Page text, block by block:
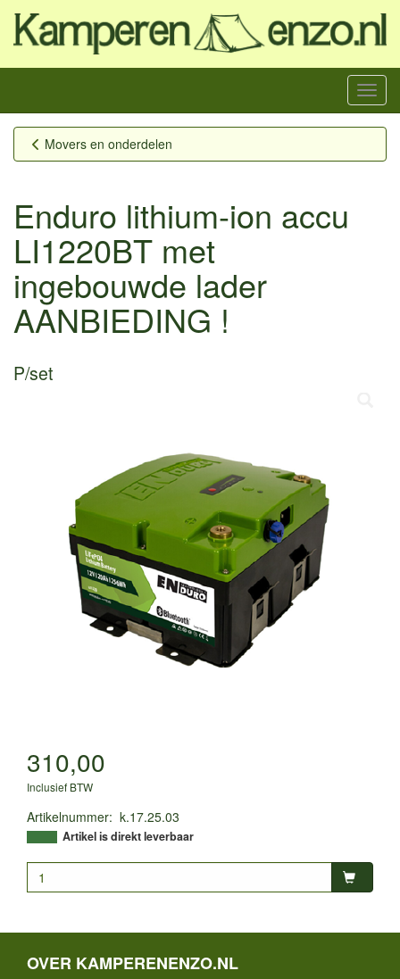
Menu
Movers en onderdelen
Enduro lithium-ion accu
LI1220BT met
ingebouwde lader
AANBIEDING !
P/set
310,00
Inclusief BTW
Artikelnummer: k.17.25.03
Artikel is direkt leverbaar
OVER KAMPERENENZO.NL